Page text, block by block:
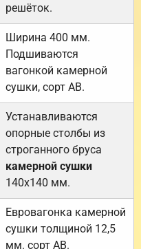
решёток.
Ширина 400 мм.
Подшиваются
вагонкой камерной
сушки, сорт АВ.
Устанавливаются
опорные столбы из
строганного бруса
камерной сушки
140х140 мм.
Евровагонка камерной
сушки толщиной 12,5
мм. сорт АВ.